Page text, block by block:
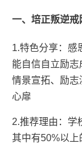
一、培正叛逆戒
1.特色分享：感
能自信自立励
情景宣拓、励
心扉
2.推荐理由：学
其中有50%以上